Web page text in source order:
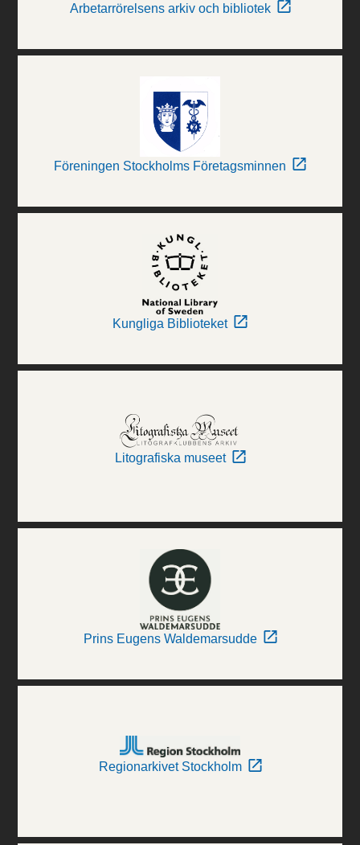
Arbetarrörelsens arkiv och bibliotek
Föreningen Stockholms Företagsminnen
Kungliga Biblioteket
Litografiska museet
Prins Eugens Waldemarsudde
Regionarkivet Stockholm